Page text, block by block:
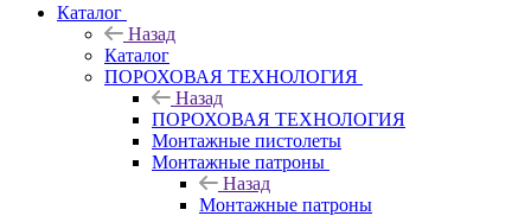
Каталог
Назад
Каталог
ПОРОХОВАЯ ТЕХНОЛОГИЯ
Назад
ПОРОХОВАЯ ТЕХНОЛОГИЯ
Монтажные пистолеты
Монтажные патроны
Назад
Монтажные патроны